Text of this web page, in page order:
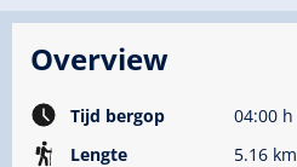
Overview
Tijd bergop
04:00 h
Lengte
5.16 km